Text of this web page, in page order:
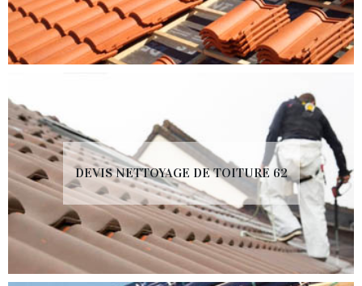
DEVIS NETTOYAGE DE TOITURE 62